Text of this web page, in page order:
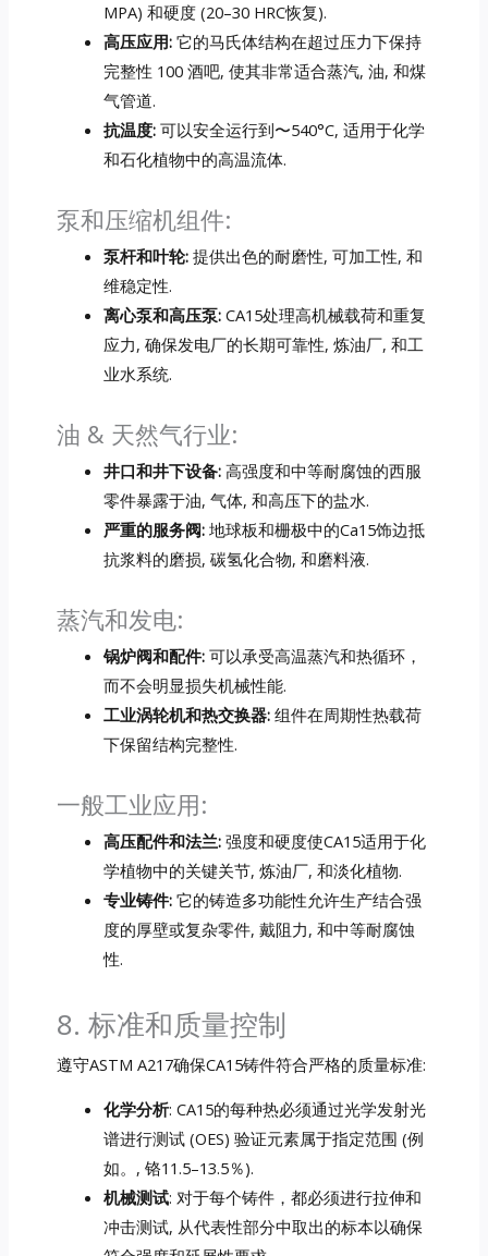
MPA) 和硬度 (20–30 HRC恢复).
高压应用: 它的马氏体结构在超过压力下保持
完整性 100 酒吧, 使其非常适合蒸汽, 油, 和煤
气管道.
抗温度: 可以安全运行到〜540°C, 适用于化学
和石化植物中的高温流体.
泵和压缩机组件:
泵杆和叶轮: 提供出色的耐磨性, 可加工性, 和
维稳定性.
离心泵和高压泵: CA15处理高机械载荷和重复
应力, 确保发电厂的长期可靠性, 炼油厂, 和工
业水系统.
油 & 天然气行业:
井口和井下设备: 高强度和中等耐腐蚀的西服
零件暴露于油, 气体, 和高压下的盐水.
严重的服务阀: 地球板和栅极中的Ca15饰边抵
抗浆料的磨损, 碳氢化合物, 和磨料液.
蒸汽和发电:
锅炉阀和配件: 可以承受高温蒸汽和热循环，
而不会明显损失机械性能.
工业涡轮机和热交换器: 组件在周期性热载荷
下保留结构完整性.
一般工业应用:
高压配件和法兰: 强度和硬度使CA15适用于化
学植物中的关键关节, 炼油厂, 和淡化植物.
专业铸件: 它的铸造多功能性允许生产结合强
度的厚壁或复杂零件, 戴阻力, 和中等耐腐蚀
性.
8. 标准和质量控制
遵守ASTM A217确保CA15铸件符合严格的质量标准:
化学分析: CA15的每种热必须通过光学发射光
谱进行测试 (OES) 验证元素属于指定范围 (例
如。, 铬11.5–13.5％).
机械测试: 对于每个铸件，都必须进行拉伸和
冲击测试, 从代表性部分中取出的标本以确保